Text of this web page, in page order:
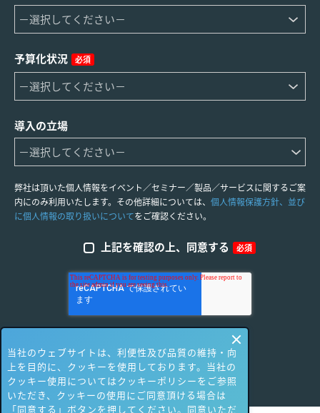
予算化状況 必須
導入の立場
弊社は頂いた個人情報をイベント／セミナー／製品／サービスに関するご案
内にのみ利用いたします。その他詳細については、 個人情報保護方針、並び
に個人情報の取り扱いについてをご確認ください。
上記を確認の上、同意する 必須
当社のウェブサイトは、利便性及び品質の維持・向
上を目的に、クッキーを使用しております。当社の
クッキー使用についてはクッキーポリシーをご参照
いただき、クッキーの使用にご同意頂ける場合は
「同意する」ボタンを押してください。同意いただ